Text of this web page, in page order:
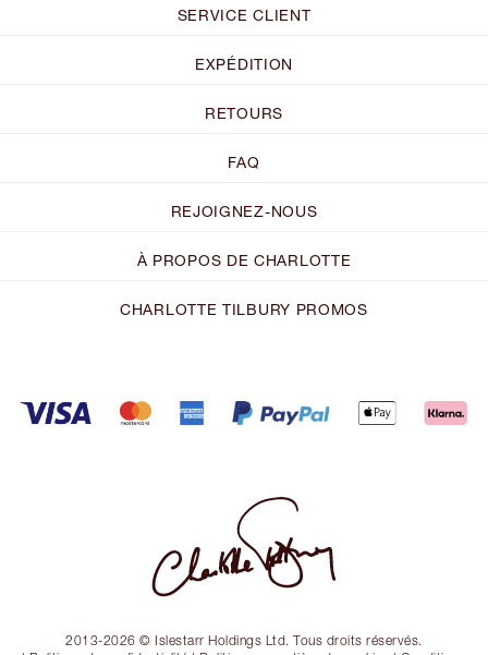
SERVICE CLIENT
EXPÉDITION
RETOURS
FAQ
REJOIGNEZ-NOUS
À PROPOS DE CHARLOTTE
CHARLOTTE TILBURY PROMOS
2013-2026 © Islestarr Holdings Ltd. Tous droits réservés.